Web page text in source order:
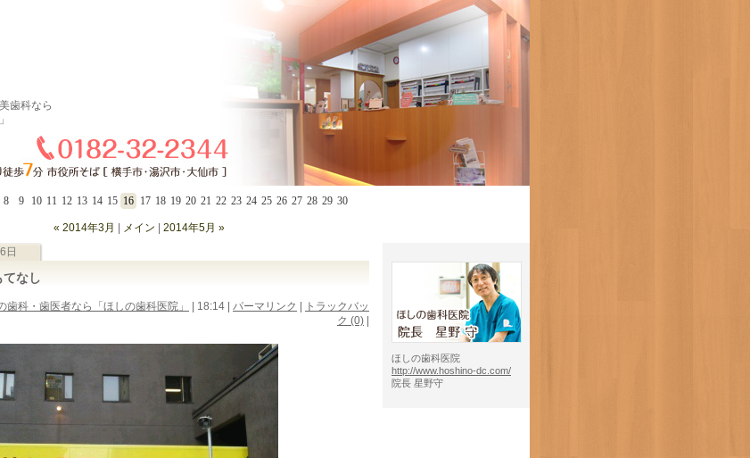
歯科なら
8 9 10 11 12 13 14 15 16 17 18 19 20 21 22 23 24 25 26 27 28 29 30
日
てなし
歯科・歯医者なら「ほしの歯科医院」 | 18:14 パーマリンク
トラックバッ
ク (0)
« 2014年3月 メイン 2014年5月 »
ほしの歯科医院
http://www.hoshino-dc.com/
院長 星野守